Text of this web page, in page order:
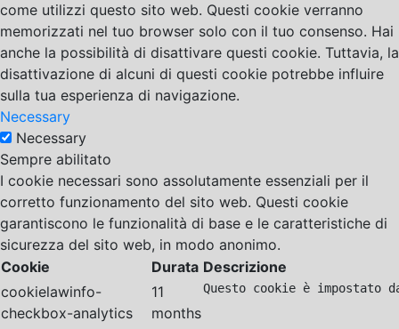
come utilizzi questo sito web. Questi cookie verranno
memorizzati nel tuo browser solo con il tuo consenso. Hai
anche la possibilità di disattivare questi cookie. Tuttavia, la
disattivazione di alcuni di questi cookie potrebbe influire
sulla tua esperienza di navigazione.
Necessary
Necessary
Sempre abilitato
I cookie necessari sono assolutamente essenziali per il
corretto funzionamento del sito web. Questi cookie
garantiscono le funzionalità di base e le caratteristiche di
sicurezza del sito web, in modo anonimo.
Cookie
Durata Descrizione
cookielawinfo-
checkbox-analytics
11
months
Questo cookie è